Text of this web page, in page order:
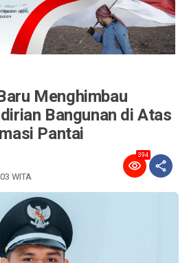
Menghimbau
Bangunan di Atas
Pantai
WITA
394